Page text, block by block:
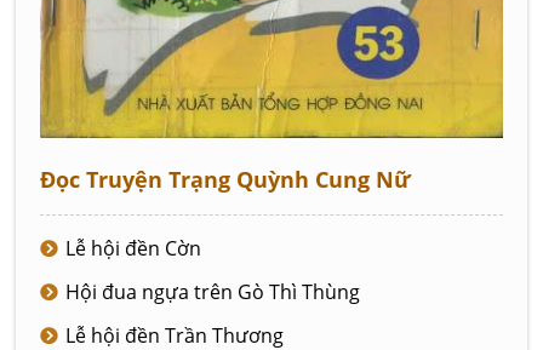
Đọc Truyện Trạng Quỳnh Cung Nữ
Lễ hội đền Cờn
Hội đua ngựa trên Gò Thì Thùng
Lễ hội đền Trần Thương